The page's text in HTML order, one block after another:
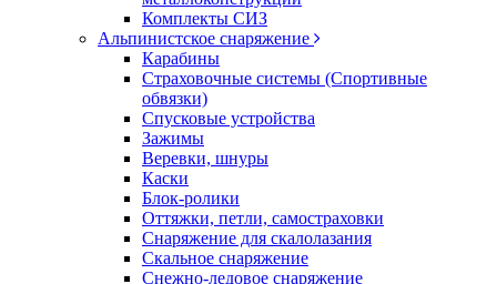
Комплекты СИЗ
Альпинистское снаряжение
Карабины
Страховочные системы (Спортивные
обвязки)
Спусковые устройства
Зажимы
Веревки, шнуры
Каски
Блок-ролики
Оттяжки, петли, самостраховки
Снаряжение для скалолазания
Скальное снаряжение
Снежно-ледовое снаряжение